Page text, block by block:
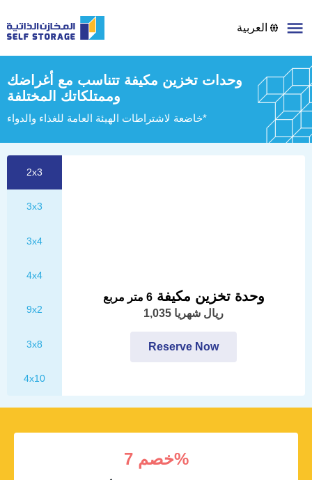
العربية
وحدات تخزين مكيفة تتناسب مع أغراضك
وممتلكاتك المختلفة
خاضعة لاشتراطات الهيئة العامة للغذاء والدواء*
2x3
3x3
3x4
4x4
9x2
3x8
4x10
وحدة تخزين مكيفة6 متر مربع
1,035 ريال شهريا
Reserve Now
خصم 7%